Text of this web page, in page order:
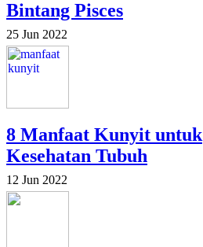
Bintang Pisces
25 Jun 2022
8 Manfaat Kunyit untuk
Kesehatan Tubuh
12 Jun 2022